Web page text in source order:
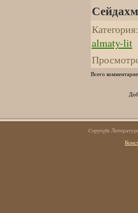
Категория:
almaty-lit
Всего
Copyright